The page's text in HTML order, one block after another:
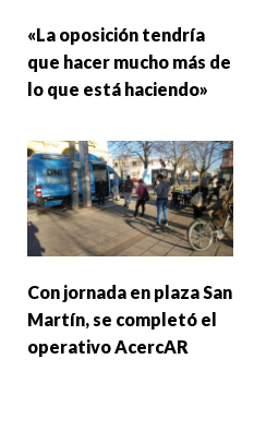
«La oposición tendría
que hacer mucho más de
lo que está haciendo»
Con jornada en plaza San
Martín, se completó el
operativo AcercAR